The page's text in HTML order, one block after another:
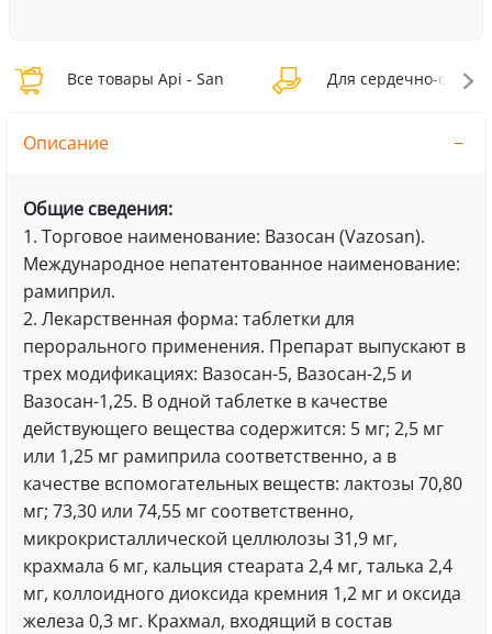
Все товары Api - San Для сердечно-
Описание
Общие сведения:
1. Торговое наименование: Вазосан (Vazosan).
Международное непатентованное наименование:
рамиприл.
2. Лекарственная форма: таблетки для
перорального применения. Препарат выпускают в
трех модификациях: Вазосан-5, Вазосан-2,5 и
Вазосан-1,25. В одной таблетке в качестве
действующего вещества содержится: 5 мг; 2,5 мг
или 1,25 мг рамиприла соответственно, а в
качестве вспомогательных веществ: лактозы 70,80
мг; 73,30 или 74,55 мг соответственно,
микрокристаллической целлюлозы 31,9 мг,
крахмала 6 мг, кальция стеарата 2,4 мг, талька 2,4
мг, коллоидного диоксида кремния 1,2 мг и оксида
железа 0,3 мг. Крахмал, входящий в состав